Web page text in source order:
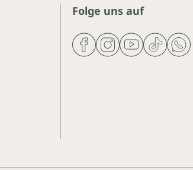
Folge uns auf